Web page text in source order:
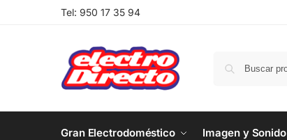
Tel: 950 17 35 94
Gran Electrodoméstico Imagen y Sonido